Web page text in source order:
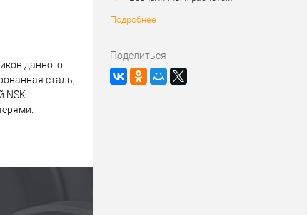
данного
сталь,
NSK
Подробнее
Поделиться